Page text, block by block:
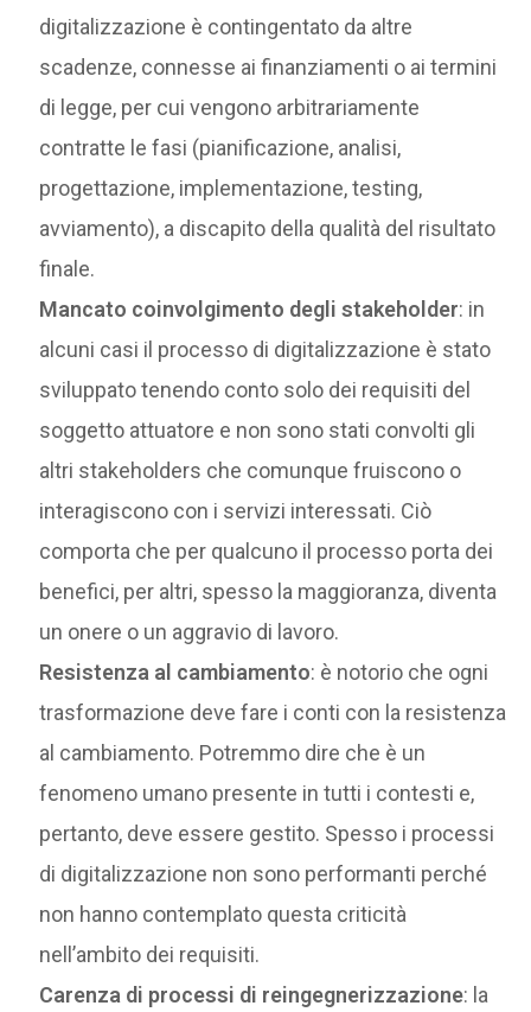
digitalizzazione è contingentato da altre
scadenze, connesse ai finanziamenti o ai termini
di legge, per cui vengono arbitrariamente
contratte le fasi (pianificazione, analisi,
progettazione, implementazione, testing,
avviamento), a discapito della qualità del risultato
finale.
Mancato coinvolgimento degli stakeholder: in
alcuni casi il processo di digitalizzazione è stato
sviluppato tenendo conto solo dei requisiti del
soggetto attuatore e non sono stati convolti gli
altri stakeholders che comunque fruiscono o
interagiscono con i servizi interessati. Ciò
comporta che per qualcuno il processo porta dei
benefici, per altri, spesso la maggioranza, diventa
un onere o un aggravio di lavoro.
Resistenza al cambiamento: è notorio che ogni
trasformazione deve fare i conti con la resistenza
al cambiamento. Potremmo dire che è un
fenomeno umano presente in tutti i contesti e,
pertanto, deve essere gestito. Spesso i processi
di digitalizzazione non sono performanti perché
non hanno contemplato questa criticità
nell’ambito dei requisiti.
Carenza di processi di reingegnerizzazione: la